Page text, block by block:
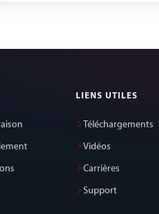
LIENS UTILES
Téléchargements
Vidéos
Carrières
Support